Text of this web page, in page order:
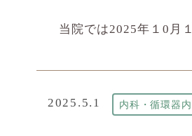
当院では2025年１0月
2025.5.1 内科・循環器